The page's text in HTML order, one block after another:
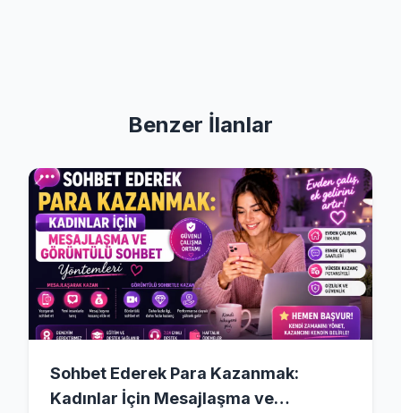
Benzer İlanlar
Sohbet Ederek Para Kazanmak:
Kadınlar İçin Mesajlaşma ve